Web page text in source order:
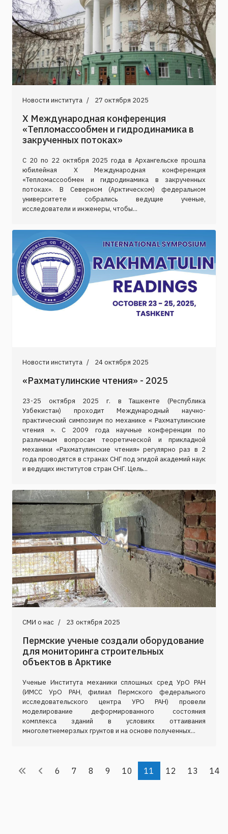
Новости института 27 октября 2025
Х Международная конференция
«Тепломассообмен и гидродинамика в
закрученных потоках»
С 20 по 22 октября 2025 года в Архангельске прошла
юбилейная Х Международная конференция
«Тепломассообмен и гидродинамика в закрученных
потоках». В Северном (Арктическом) федеральном
университете собрались ведущие ученые,
исследователи и инженеры, чтобы...
Новости института 24 октября 2025
«Рахматулинские чтения» - 2025
23-25 октября 2025 г. в Ташкенте (Республика
Узбекистан) проходит Международный научно-
практический симпозиум по механике « Рахматулинские
чтения ». С 2009 года научные конференции по
различным вопросам теоретической и прикладной
механики «Рахматулинские чтения» регулярно раз в 2
года проводятся в странах СНГ под эгидой академий наук
и ведущих институтов стран СНГ. Цель...
СМИ о нас 23 октября 2025
Пермские ученые создали оборудование
для мониторинга строительных
объектов в Арктике
Ученые Института механики сплошных сред УрО РАН
(ИМСС УрО РАН, филиал Пермского федерального
исследовательского центра УРО РАН) провели
моделирование деформированного состояния
комплекса зданий в условиях оттаивания
многолетнемерзлых грунтов и на основе полученных...
6 7 8 9 10 11 12 13 14